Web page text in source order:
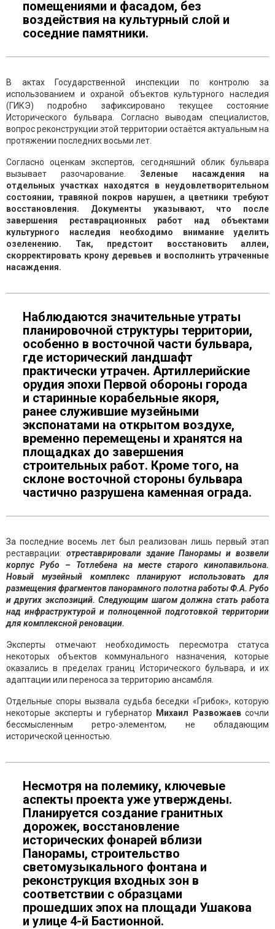
помещениями и фасадом, без
воздействия на культурный слой и
соседние памятники.
В актах Государственной инспекции по контролю за
использованием и охраной объектов культурного наследия
(ГИКЭ) подробно зафиксировано текущее состояние
Исторического бульвара. Согласно выводам специалистов,
вопрос реконструкции этой территории остаётся актуальным на
протяжении последних восьми лет.
Согласно оценкам экспертов, сегодняшний облик бульвара
вызывает разочарование. Зеленые насаждения на
отдельных участках находятся в неудовлетворительном
состоянии, травяной покров нарушен, а цветники требуют
восстановления. Документы указывают, что после
завершения реставрационных работ над объектами
культурного наследия необходимо внимание уделить
озеленению. Так, предстоит восстановить аллеи,
скорректировать крону деревьев и восполнить утраченные
насаждения.
Наблюдаются значительные утраты
планировочной структуры территории,
особенно в восточной части бульвара,
где исторический ландшафт
практически утрачен. Артиллерийские
орудия эпохи Первой обороны города
и старинные корабельные якоря,
ранее служившие музейными
экспонатами на открытом воздухе,
временно перемещены и хранятся на
площадках до завершения
строительных работ. Кроме того, на
склоне восточной стороны бульвара
частично разрушена каменная ограда.
За последние восемь лет был реализован лишь первый этап
реставрации: отреставрировали здание Панорамы и возвели
корпус Рубо – Тотлебена на месте старого кинопавильона.
Новый музейный комплекс планируют использовать для
размещения фрагментов панорамного полотна работы Ф.А. Рубо
и других экспозиций. Следующим шагом должна стать работа
над инфраструктурой и полноценной подготовкой территории
для комплексной реновации.
Эксперты отмечают необходимость пересмотра статуса
некоторых объектов коммунального назначения, которые
оказались в пределах границ Исторического бульвара, и их
адаптации или переноса за территорию ансамбля.
Отдельные споры вызвала судьба беседки «Грибок», которую
некоторые эксперты и губернатор Михаил Развожаевсочли
бессмысленным ретро-элементом, не обладающим
исторической ценностью.
Несмотря на полемику, ключевые
аспекты проекта уже утверждены.
Планируется создание гранитных
дорожек, восстановление
исторических фонарей вблизи
Панорамы, строительство
светомузыкального фонтана и
реконструкция входных зон в
соответствии с образцами
прошедших эпох на площади Ушакова
и улице 4-й Бастионной.